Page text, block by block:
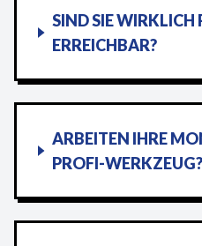
SIND SIE WIRKLICH
ERREICHBAR?
ARBEITEN IHRE
PROFI-WERKZEUG?